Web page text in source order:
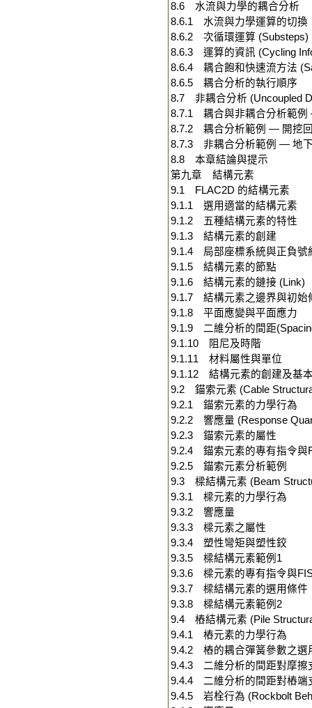
8.6 水流與力學的耦合分析
8.6.1 水流與力學運算的切換
8.6.2 次循環運算 (Substeps)
8.6.3 運算的資訊 (Cycling
8.6.4 耦合飽和快速流方法
8.6.5 耦合分析的執行順序
8.7 非耦合分析 (Uncoupled
8.7.1 耦合與非耦合分析範例
8.7.2 耦合分析範例 — 開挖
8.7.3 非耦合分析範例 — 地
8.8 本章結論與提示
第九章 結構元素
9.1 FLAC2D 的結構元素
9.1.1 選用適當的結構元素
9.1.2 五種結構元素的特性
9.1.3 結構元素的創建
9.1.4 局部座標系統與正負號
9.1.5 結構元素的節點
9.1.6 結構元素的鏈接 (Link)
9.1.7 結構元素之邊界與初始
9.1.8 平面應變與平面應力
9.1.9 二維分析的間距
9.1.10 阻尼及時階
9.1.11 材料屬性與單位
9.1.12 結構元素的創建及基
9.2 錨索元素 (Cable
9.2.1 錨索元素的力學行為
9.2.2 響應量 (Response
9.2.3 錨索元素的屬性
9.2.4 錨索元素的專有指令與
9.2.5 錨索元素分析範例
9.3 樑結構元素 (Beam
9.3.1 樑元素的力學行為
9.3.2 響應量
9.3.3 樑元素之屬性
9.3.4 塑性彎矩與塑性鉸
9.3.5 樑結構元素範例1
9.3.6 樑元素的專有指令與
9.3.7 樑結構元素的選用條件
9.3.8 樑結構元素範例2
9.4 樁結構元素 (Pile
9.4.1 樁元素的力學行為
9.4.2 樁的耦合彈簧參數之選
9.4.3 二維分析的間距對摩擦
9.4.4 二維分析的間距對樁端
9.4.5 岩栓行為 (Rockbolt